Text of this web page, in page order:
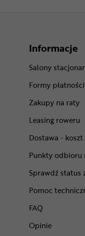
Informacje
Salony
Formy płatności
Zakupy na raty
Leasing roweru
Dostawa -
Punkty odbioru
Sprawdź status
Pomoc
FAQ
Opinie